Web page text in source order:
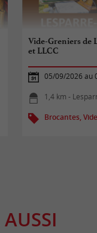
Vide-Greniers de
et LLCC
05/09/2026 au
1,4 km -
Brocantes,
AUSSI